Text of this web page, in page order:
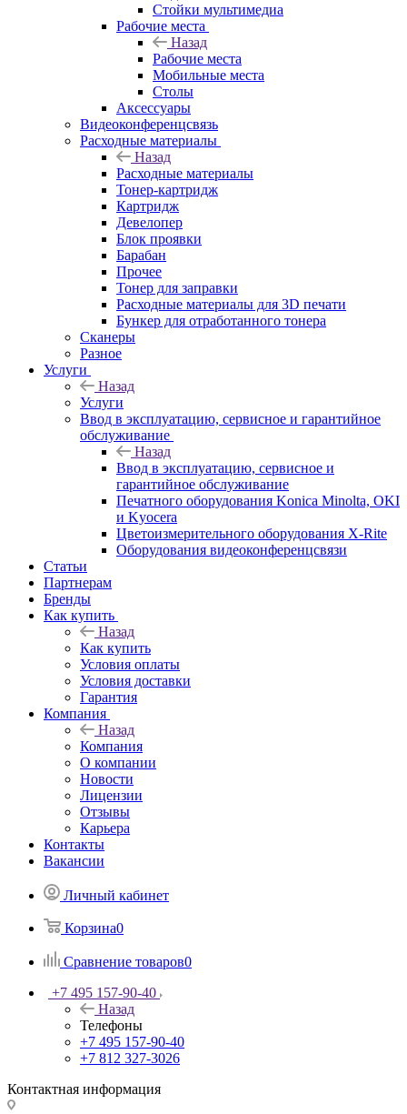
Стойки мультимедиа
Рабочие места
Назад
Рабочие места
Мобильные места
Столы
Аксессуары
Видеоконференцсвязь
Расходные материалы
Назад
Расходные материалы
Тонер-картридж
Картридж
Девелопер
Блок проявки
Барабан
Прочее
Тонер для заправки
Расходные материалы для 3D печати
Бункер для отработанного тонера
Сканеры
Разное
Услуги
Назад
Услуги
Ввод в эксплуатацию, сервисное и гарантийное
обслуживание
Назад
Ввод в эксплуатацию, сервисное и
гарантийное обслуживание
Печатного оборудования Konica Minolta, OKI
и Kyocera
Цветоизмерительного оборудования X-Rite
Оборудования видеоконференцсвязи
Статьи
Партнерам
Бренды
Как купить
Назад
Как купить
Условия оплаты
Условия доставки
Гарантия
Компания
Назад
Компания
О компании
Новости
Лицензии
Отзывы
Карьера
Контакты
Вакансии
Личный кабинет
Корзина0
Сравнение товаров0
+7 495 157-90-40
Назад
Телефоны
+7 495 157-90-40
+7 812 327-3026
Контактная информация